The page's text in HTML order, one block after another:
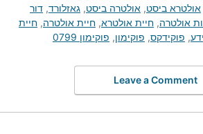
אולטרא ביסט, אולטרה ביסט, גאזלורד, דור
אולטרה, חיית אולטרא, חיית אולטרה, חיית
, פוקידקס, פוקימון, פוקימון 0799
Leave a Comment